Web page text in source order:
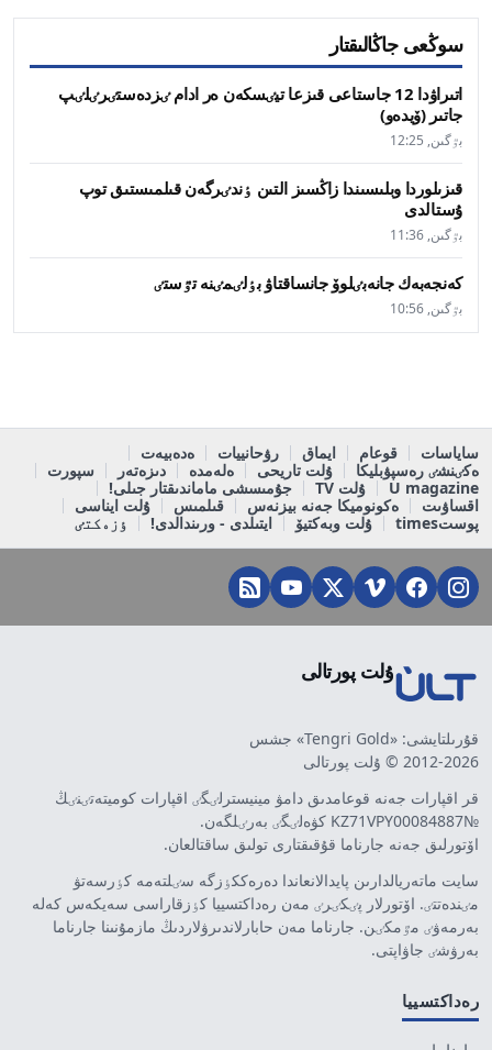
سوڭعى جاڭالىقتار
اتىراۋدا 12 جاستاعى قىزعا تيٸسكەن ەر ادام ٸزدەستٸرٸلٸپ
جاتىر (ۆيدەو)
بٷگىن, 12:25
قىزىلوردا وبلىسىندا زاڭسىز التىن ٶندٸرگەن قىلمىستىق توپ
ۇستالدى
بٷگىن, 11:36
كەنجەبەك جانەبٸلوۆ جانساقتاۋ بٶلٸمٸنە تٷستٸ
بٷگىن, 10:56
ساياسات قوعام ايماق رۋحانييات
ەدەبيەت
ەكٸنشٸ رەسپۋبليكا
ۇلت تاريحى ەلەمدە دىزەتەر
سپورت
U magazine
ۇلت TV
جۇمىسشى ماماندىقتار جىلى!
اقساۋىت
ەكونوميكا جەنە بيزنەس قىلمىس
ۇلت ايناسى
پوستtimes
ۇلت وبەكتيۆ ايتىلدى - ورىندالدى! ٶزەكتٸ
ۇلت پورتالى
قۇرىلتايشى: «Tengri Gold» جشس
2012-2026 © ۇلت پورتالى
قر اقپارات جەنە قوعامدىق دامۋ مينيسترلٸگٸ اقپارات كوميتەتٸنٸڭ
№KZ71VPY00084887 كۋەلٸگٸ بەرٸلگەن.
اۆتورلىق جەنە جارناما قۇقىقتارى تولىق ساقتالعان.
سايت ماتەريالدارىن پايدالانعاندا دەرەككٶزگە سٸلتەمە كٶرسەتۋ
مٸندەتتٸ. اۆتورلار پٸكٸرٸ مەن رەداكتسييا كٶزقاراسى سەيكەس كەلە
بەرمەۋٸ مٷمكٸن. جارناما مەن حابارلاندىرۋلاردىڭ مازمۇنىنا جارناما
بەرۋشٸ جاۋاپتى.
رەداكتسييا